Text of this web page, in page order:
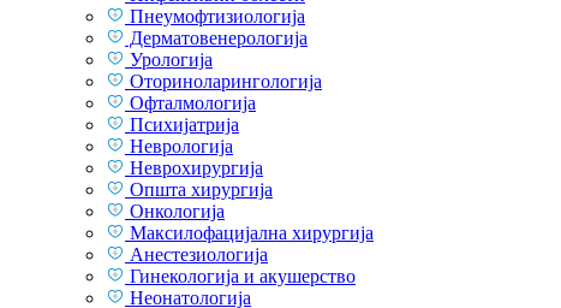
Пнеумофтизиологија
Дерматовенерологија
Урологија
Оториноларингологија
Офталмологија
Психијатрија
Неврологија
Неврохирургија
Општа хирургија
Онкологија
Максилофацијална хирургија
Анестезиологија
Гинекологија и акушерство
Неонатологија